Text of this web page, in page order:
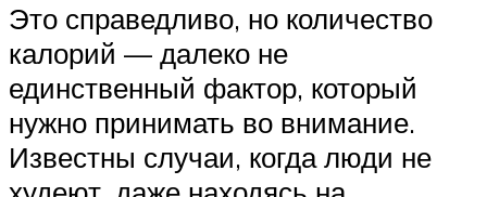
Это справедливо, но количество
калорий — далеко не
единственный фактор, который
нужно принимать во внимание.
Известны случаи, когда люди не